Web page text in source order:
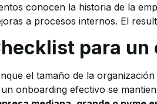
conocen la historia de la
a procesos internos. El
para
el tamaño de la
onboarding efectivo se